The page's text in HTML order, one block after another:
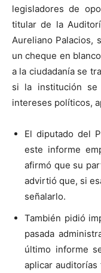
legisladores de
titular de la
Aureliano Palacios,
un cheque en
a la ciudadanía se
si la institución se
intereses políticos,
El diputado del
este informe
afirmó que su
advirtió que, si
señalarlo.
También pidió
pasada
último informe
aplicar